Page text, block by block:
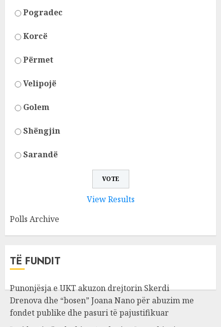
Pogradec
Korcë
Përmet
Velipojë
Golem
Shëngjin
Sarandë
View Results
Polls Archive
TË FUNDIT
Punonjësja e UKT akuzon drejtorin Skerdi
Drenova dhe “bosen” Joana Nano për abuzim me
fondet publike dhe pasuri të pajustifikuar